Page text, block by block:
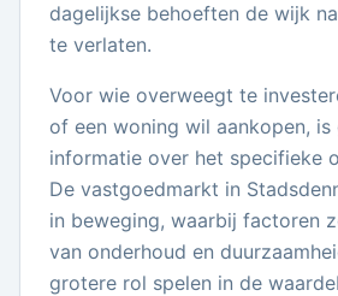
dagelijkse behoeften de wijk
te verlaten.
Voor wie overweegt te
of een woning wil aankopen,
informatie over het specifieke
De vastgoedmarkt in
in beweging, waarbij factoren
van onderhoud en
grotere rol spelen in de